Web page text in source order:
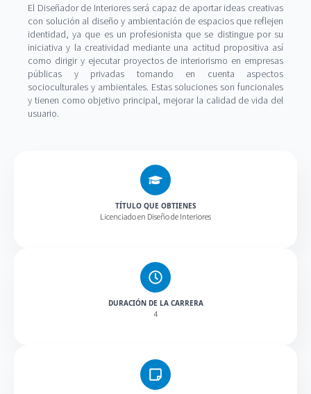
El Diseñador de Interiores será capaz de aportar ideas creativas
con solución al diseño y ambientación de espacios que reflejen
identidad, ya que es un profesionista que se distingue por su
iniciativa y la creatividad mediante una actitud propositiva así
como dirigir y ejecutar proyectos de interiorismo en empresas
públicas y privadas tomando en cuenta aspectos
socioculturales y ambientales. Estas soluciones son funcionales
y tienen como objetivo principal, mejorar la calidad de vida del
usuario.
TÍTULO QUE OBTIENES
Licenciado en Diseño de Interiores
DURACIÓN DE LA CARRERA
4